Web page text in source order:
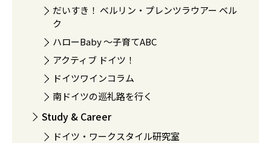
だいすき！ ベルリン・プレンツラウアー ベル
ク
ハローBaby 〜子育てABC
アクティブ ドイツ！
ドイツワインコラム
南ドイツの巡礼路を行く
Study & Career
ドイツ・ワークスタイル研究室